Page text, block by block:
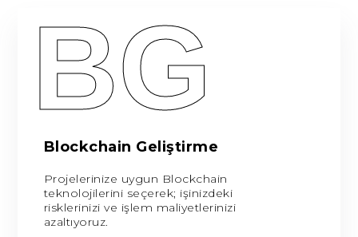
BG
Blockchain Geliştirme
Projelerinize uygun Blockchain
teknolojilerini seçerek; işinizdeki
risklerinizi ve işlem maliyetlerinizi
azaltıyoruz.